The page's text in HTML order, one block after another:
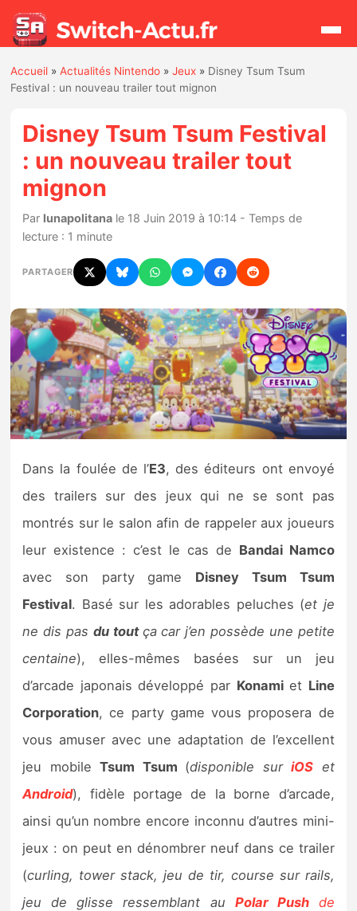
Actualités
Jeux
Hardware
Mises à jour
Chiffres de ventes
Rumeurs
Nintendo Direct
Tests et previews
Tests de jeux
Tests d’accessoires
Autres tests
Previews
Précommandes
Précommandes jeux Switch 2
Bons plans
Guides
Accueil »Actualités Nintendo »Jeux » Disney Tsum Tsum
Festival : un nouveau trailer tout mignon
Disney Tsum Tsum Festival
: un nouveau trailer tout
mignon
Par lunapolitana le 18 Juin 2019 à 10:14 - Temps de
lecture : 1 minute
PARTAGER
Dans la foulée de l’E3, des éditeurs ont envoyé
des trailers sur des jeux qui ne se sont pas
montrés sur le salon afin de rappeler aux joueurs
leur existence : c’est le cas de Bandai Namco
avec son party game Disney Tsum Tsum
Festival. Basé sur les adorables peluches (et je
ne dis pas du tout ça car j’en possède une petite
centaine), elles-mêmes basées sur un jeu
d’arcade japonais développé par Konamiet Line
Corporation, ce party game vous proposera de
vous amuser avec une adaptation de l’excellent
jeu mobileTsum Tsum (disponible suriOS et
Android), fidèle portage de la borne d’arcade,
ainsi qu’un nombre encore inconnu d’autres mini-
jeux : on peut en dénombrer neuf dans ce trailer
(curling, tower stack, jeu de tir, course sur rails,
jeu de glisse ressemblant au Polar Pushde